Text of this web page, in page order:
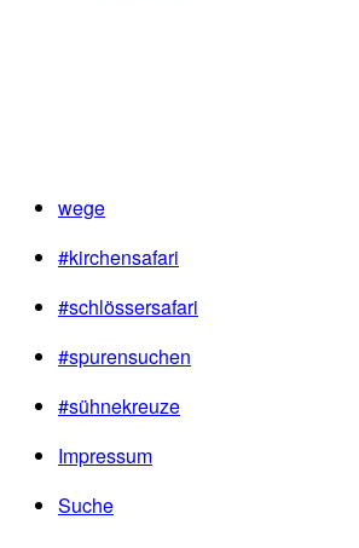
wege
#kirchensafari
#schlössersafari
#spurensuchen
#sühnekreuze
Impressum
Suche